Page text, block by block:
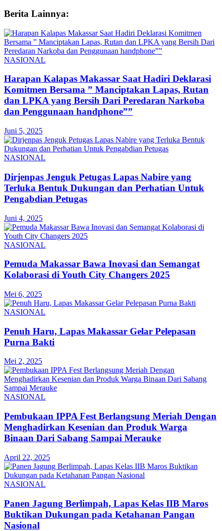
Berita Lainnya:
NASIONAL
Harapan Kalapas Makassar Saat Hadiri Deklarasi
Komitmen Bersama ” Manciptakan Lapas, Rutan
dan LPKA yang Bersih Dari Peredaran Narkoba
dan Penggunaan handphone””
Juni 5, 2025
NASIONAL
Dirjenpas Jenguk Petugas Lapas Nabire yang
Terluka Bentuk Dukungan dan Perhatian Untuk
Pengabdian Petugas
Juni 4, 2025
NASIONAL
Pemuda Makassar Bawa Inovasi dan Semangat
Kolaborasi di Youth City Changers 2025
Mei 6, 2025
NASIONAL
Penuh Haru, Lapas Makassar Gelar Pelepasan
Purna Bakti
Mei 2, 2025
NASIONAL
Pembukaan IPPA Fest Berlangsung Meriah Dengan
Menghadirkan Kesenian dan Produk Warga
Binaan Dari Sabang Sampai Merauke
April 22, 2025
NASIONAL
Panen Jagung Berlimpah, Lapas Kelas IIB Maros
Buktikan Dukungan pada Ketahanan Pangan
Nasional